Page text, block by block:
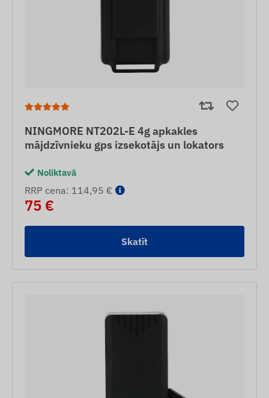
NINGMORE NT202L-E 4g apkakles
mājdzīvnieku gps izsekotājs un lokators
Noliktavā
RRP cena: 114,95 €
75 €
Skatīt